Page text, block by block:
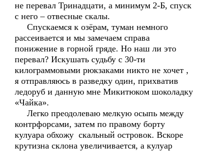
не перевал Тринадцати, а минимум 2-Б, спуск
с него – отвесные скалы.
Спускаемся к озёрам, туман немного
рассеивается и мы замечаем справа
понижение в горной гряде. Но наш ли это
перевал? Искушать судьбу с 30-ти
килограммовыми рюкзаками никто не хочет ,
я отправляюсь в разведку один, прихватив
ледоруб и данную мне Микитюком шоколадку
«Чайка».
Легко преодолеваю мелкую осыпь между
контрфорсами, затем по правому борту
кулуара обхожу скальный островок. Вскоре
крутизна склона увеличивается, а кулуар